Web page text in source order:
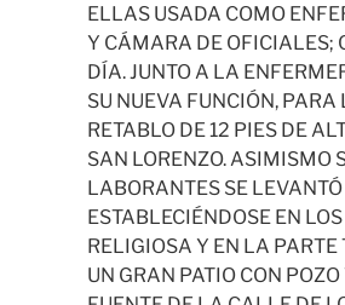
ELLAS USADA COMO
Y CÁMARA DE OFICIALES;
DÍA. JUNTO A LA
SU NUEVA FUNCIÓN,
RETABLO DE 12 PIES DE
SAN LORENZO. ASIMISMO
LABORANTES SE
ESTABLECIÉNDOSE EN
RELIGIOSA Y EN LA
UN GRAN PATIO CON